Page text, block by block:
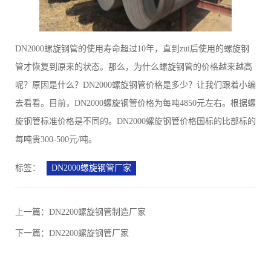
DN2000螺旋钢管的使用寿命超过10年，直到zui后使用的螺旋钢
管才恢复到原来的状态。那么，为什么螺旋钢管的价格越来越高
呢？原因是什么？DN2000螺旋钢管价格是多少？让我们跟着小编
去看看。目前，DN2000螺旋钢管价格为每吨4850元左右。根据螺
旋钢管标准价格是不同的。DN2000螺旋钢管价格国标的比部标的
每吨贵300-500元/吨。
标签： DN2000螺旋钢管厂家
上一篇： DN2200螺旋钢管制造厂家
下一篇： DN2200螺旋钢管厂家